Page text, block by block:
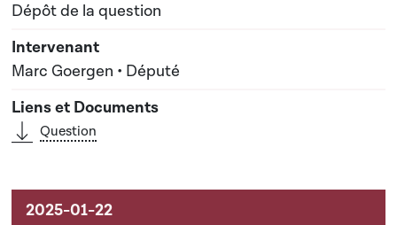
Dépôt de la question
Marc Goergen • Député
Question